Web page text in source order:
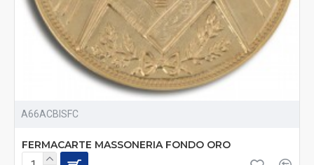
A66ACBISFC
FERMACARTE MASSONERIA FONDO ORO